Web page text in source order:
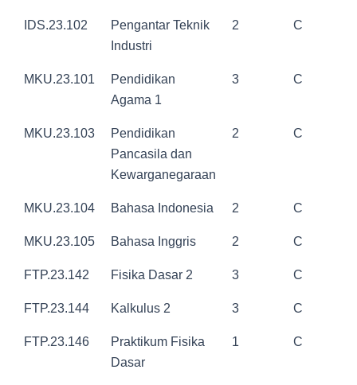
IDS.23.102
Pengantar Teknik
Industri
2 C
MKU.23.101
Pendidikan
Agama 1
3 C
MKU.23.103
Pendidikan
Pancasila dan
Kewarganegaraan
2 C
MKU.23.104 Bahasa Indonesia 2 C
MKU.23.105 Bahasa Inggris 2 C
FTP.23.142 Fisika Dasar 2 3 C
FTP.23.144 Kalkulus 2 3 C
FTP.23.146
Praktikum Fisika
Dasar
1 C